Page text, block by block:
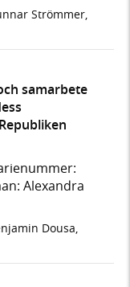
Strömmer,
samarbete
Alexandra
Dousa,